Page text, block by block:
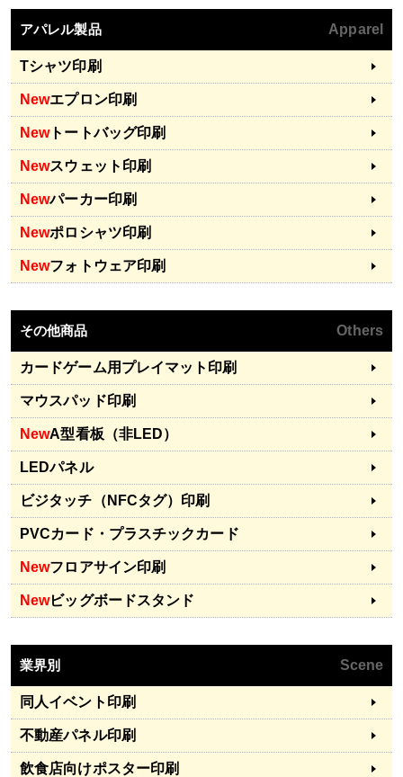
アパレル製品 Apparel
Tシャツ印刷
Newエプロン印刷
Newトートバッグ印刷
Newスウェット印刷
Newパーカー印刷
Newポロシャツ印刷
Newフォトウェア印刷
その他商品 Others
カードゲーム用プレイマット印刷
マウスパッド印刷
NewA型看板（非LED）
LEDパネル
ビジタッチ（NFCタグ）印刷
PVCカード・プラスチックカード
Newフロアサイン印刷
Newビッグボードスタンド
業界別 Scene
同人イベント印刷
不動産パネル印刷
飲食店向けポスター印刷